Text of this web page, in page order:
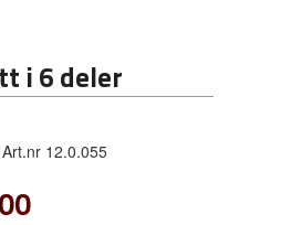
i 6 deler
12.0.055